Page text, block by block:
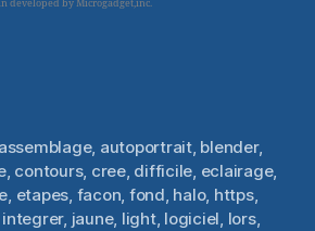
assemblage, autoportrait, blender,
, contours, cree, difficile, eclairage,
, etapes, facon, fond, halo, https,
integrer, jaune, light, logiciel, lors,